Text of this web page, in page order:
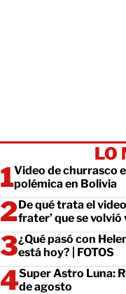
LO
Video de churrasco
polémica en Bolivia
De qué trata el
frater’ que se
¿Qué pasó con
está hoy? | FOTOS
Super Astro Luna:
de agosto